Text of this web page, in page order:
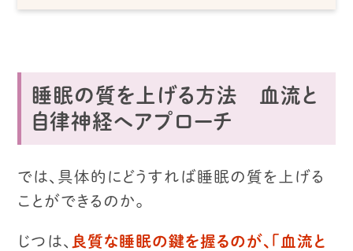
睡眠の質を上げる方法 血流と
自律神経へアプローチ
では、具体的にどうすれば睡眠の質を上げる
ことができるのか。
じつは、 良質な睡眠の鍵を握るのが、「血流と